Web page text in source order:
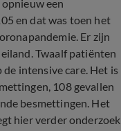
een
en dat was toen het
Er zijn
Twaalf patiënten
intensive care. Het is
108 gevallen
besmettingen. Het
hier verder onderzoek